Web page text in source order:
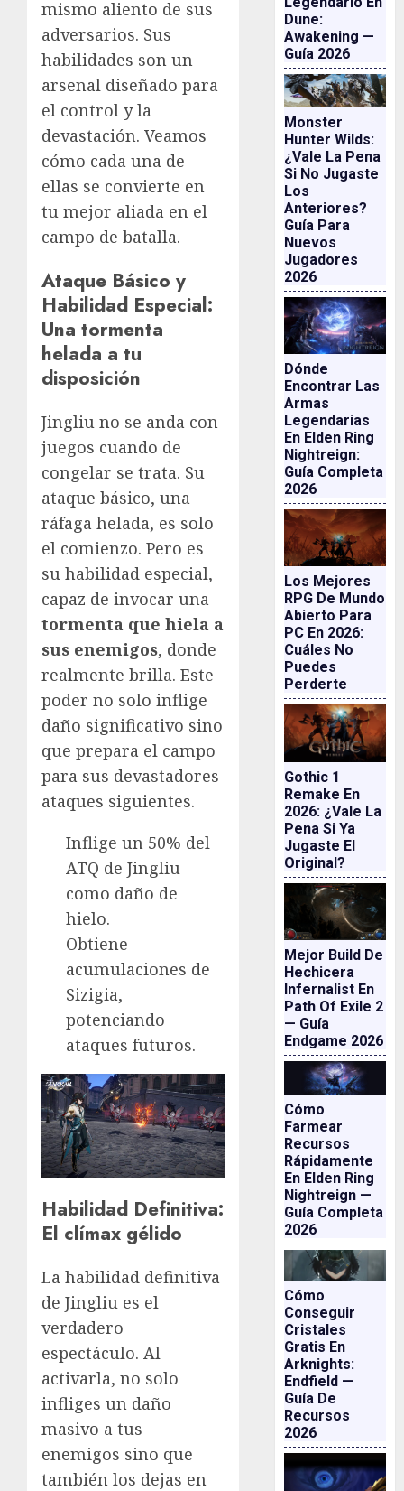
mismo aliento de sus
adversarios. Sus
habilidades son un
arsenal diseñado para
el control y la
devastación. Veamos
cómo cada una de
ellas se convierte en
tu mejor aliada en el
campo de batalla.
Ataque Básico y
Habilidad Especial:
Una tormenta
helada a tu
disposición
Jingliu no se anda con
juegos cuando de
congelar se trata. Su
ataque básico, una
ráfaga helada, es solo
el comienzo. Pero es
su habilidad especial,
capaz de invocar una
tormenta que hiela a
sus enemigos, donde
realmente brilla. Este
poder no solo inflige
daño significativo sino
que prepara el campo
para sus devastadores
ataques siguientes.
Inflige un 50% del
ATQ de Jingliu
como daño de
hielo.
Obtiene
acumulaciones de
Sizigia,
potenciando
ataques futuros.
Habilidad Definitiva:
El clímax gélido
La habilidad definitiva
de Jingliu es el
verdadero
espectáculo. Al
activarla, no solo
infliges un daño
masivo a tus
enemigos sino que
también los dejas en
Dune:
Awakening —
Guía 2026
Monster
Hunter Wilds:
¿vale La Pena
Si No Jugaste
Los
Anteriores?
Guía Para
Nuevos
Jugadores
2026
Dónde
Encontrar Las
Armas
Legendarias
En Elden Ring
Nightreign:
Guía Completa
2026
Los Mejores
RPG De Mundo
Abierto Para
PC En 2026:
Cuáles No
Puedes
Perderte
Gothic 1
Remake En
2026: ¿vale La
Pena Si Ya
Jugaste El
Original?
Mejor Build De
Hechicera
Infernalist En
Path Of Exile 2
— Guía
Endgame 2026
Cómo
Farmear
Recursos
Rápidamente
En Elden Ring
Nightreign —
Guía Completa
2026
Cómo
Conseguir
Cristales
Gratis En
Arknights:
Endfield —
Guía De
Recursos
2026